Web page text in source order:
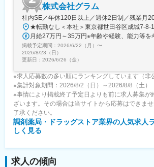
株式会社グラム
社内SE／年休120日以上／週休2日制／残業月
掲載予定期間： 2026/6/22（月） 〜
2026/8/23（日）
更新日： 2026/6/26（金）
※求人応募数の多い順にランキングしています（非
※集計対象期間：2026/8/2（日）～2026/8/8（土）
※事情により掲載終了予定日よりも前に求人募集が
ざいます。その場合は当サイトから応募はできま
了承ください。
調剤薬局・ドラッグストア業界の人気求人
しく見る
求人の傾向